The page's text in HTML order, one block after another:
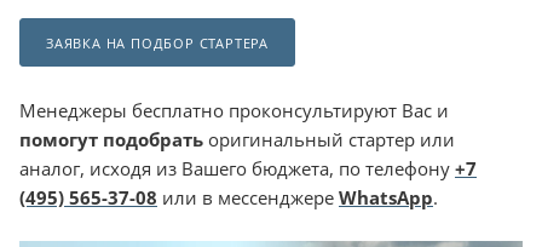
ЗАЯВКА НА ПОДБОР СТАРТЕРА
Менеджеры бесплатно проконсультируют Вас и
помогут подобрать оригинальный стартер или
аналог, исходя из Вашего бюджета, по телефону +7
(495) 565-37-08 или в мессенджере WhatsApp.